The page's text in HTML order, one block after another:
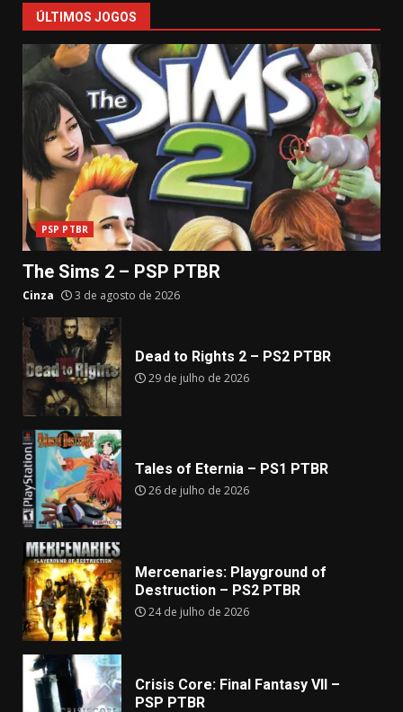
ÚLTIMOS JOGOS
PSP PTBR
The Sims 2 – PSP PTBR
Cinza 3 de agosto de 2026
Dead to Rights 2 – PS2 PTBR
29 de julho de 2026
Tales of Eternia – PS1 PTBR
26 de julho de 2026
Mercenaries: Playground of
Destruction – PS2 PTBR
24 de julho de 2026
Crisis Core: Final Fantasy VII –
PSP PTBR